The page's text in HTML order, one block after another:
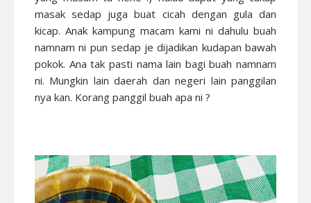
masak sedap juga buat cicah dengan gula dan
kicap. Anak kampung macam kami ni dahulu buah
namnam ni pun sedap je dijadikan kudapan bawah
pokok. Ana tak pasti nama lain bagi buah namnam
ni. Mungkin lain daerah dan negeri lain panggilan
nya kan. Korang panggil buah apa ni ?